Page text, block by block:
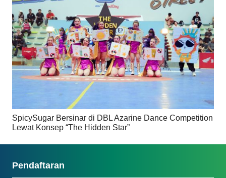
SpicySugar Bersinar di DBL Azarine Dance Competition
Lewat Konsep “The Hidden Star”
Pendaftaran